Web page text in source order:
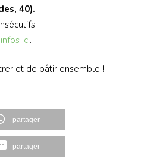
40).
ici.
et de bâtir ensemble !
partager
partager